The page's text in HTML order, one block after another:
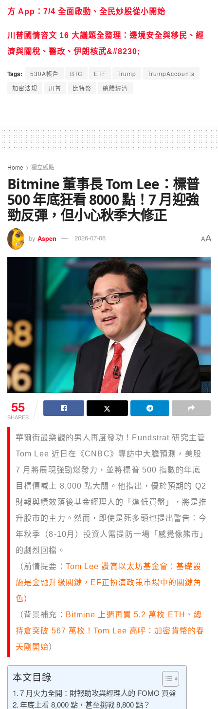
方 App：7/4 全面啟動、全民炒股從小開始
川普國情咨文 16 大議題全整理：邊境安全與移民、經
濟與關稅、醫改、伊朗核武&#8230;
Tags: 530A帳戶 BTC ETF Trump
TrumpAccounts
加密法規
川普 比特幣 總體經濟
Home 獨立觀點
Bitmine 董事長 Tom Lee：標普
500 年底狂看 8000 點！7 月迎強
勁反彈，但小心秋季大修正
by Aspen 2026-07-06 AA
55
SHARES
華爾街最樂觀的男人再度發功！Fundstrat 研究主管
Tom Lee 近日在《CNBC》專訪中大膽預測，美股
7 月將展現強勁爆發力，並將標普 500 指數的年底
目標價喊上 8,000 點大關。他指出，優於預期的 Q2
財報與績效落後基金經理人的「逢低買盤」，將是推
升股市的主力。然而，即使是死多頭也提出警告：今
年秋季（8-10月）投資人需提防一場「感覺像熊市」
的劇烈回檔。
（前情提要： Tom Lee 讚賞以太坊基金會：基礎設
施是金融升級關鍵，EF正扮演政策市場中的關鍵角
色）
（背景補充： Bitmine 上週再買 5.2 萬枚 ETH、總
持倉突破 567 萬枚！Tom Lee 高呼：加密貨幣的春
天剛開始）
本文目錄
7 月火力全開：財報助攻與經理人的 FOMO 買盤
年底上看 8,000 點，甚至挑戰 8,800 點？